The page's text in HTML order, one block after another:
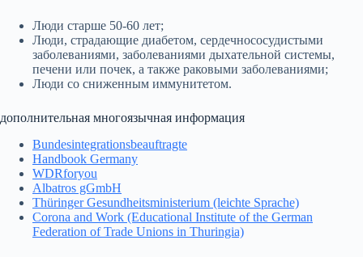
Люди старше 50-60 лет;
Люди, страдающие диабетом, сердечнососудистыми
заболеваниями, заболеваниями дыхательной системы,
печени или почек, а также раковыми заболеваниями;
Люди со сниженным иммунитетом.
дополнительная многоязычная информация
Bundesintegrationsbeauftragte
Handbook Germany
WDRforyou
Albatros gGmbH
Thüringer Gesundheitsministerium (leichte Sprache)
Corona and Work (Educational Institute of the German
Federation of Trade Unions in Thuringia)